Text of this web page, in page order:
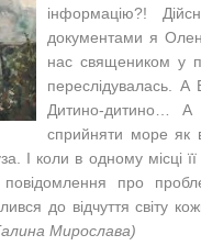
інформацію?!
документами я
нас священиком у
переслідувалась.
Дитино-дитино…
сприйняти море
І коли в одному місці
повідомлення про
до відчуття світу
Мирослава)